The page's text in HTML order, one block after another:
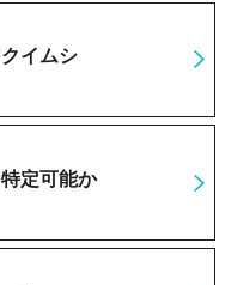
イムシ
定可能か